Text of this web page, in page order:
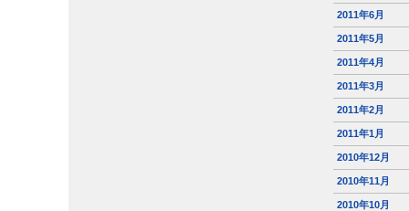
2011年6月
2011年5月
2011年4月
2011年3月
2011年2月
2011年1月
2010年12月
2010年11月
2010年10月